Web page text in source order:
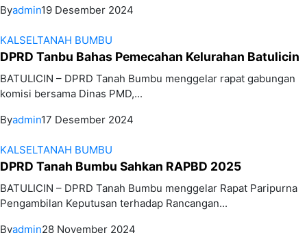
Byadmin19 Desember 2024
KALSELTANAH BUMBU
DPRD Tanbu Bahas Pemecahan Kelurahan Batulicin
BATULICIN – DPRD Tanah Bumbu menggelar rapat gabungan
komisi bersama Dinas PMD,...
Byadmin17 Desember 2024
KALSELTANAH BUMBU
DPRD Tanah Bumbu Sahkan RAPBD 2025
BATULICIN – DPRD Tanah Bumbu menggelar Rapat Paripurna
Pengambilan Keputusan terhadap Rancangan...
Byadmin28 November 2024